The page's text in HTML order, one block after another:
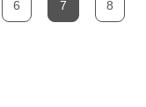
6 7 8